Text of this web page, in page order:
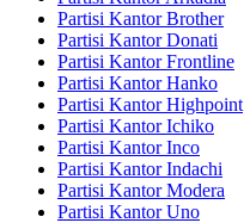
Partisi Kantor Brother
Partisi Kantor Donati
Partisi Kantor Frontline
Partisi Kantor Hanko
Partisi Kantor Highpoint
Partisi Kantor Ichiko
Partisi Kantor Inco
Partisi Kantor Indachi
Partisi Kantor Modera
Partisi Kantor Uno